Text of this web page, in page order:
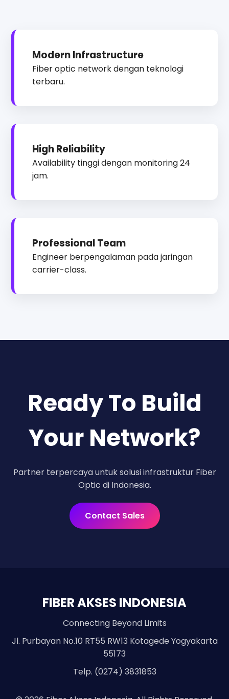
Modern Infrastructure
Fiber optic network dengan teknologi
terbaru.
High Reliability
Availability tinggi dengan monitoring 24
jam.
Professional Team
Engineer berpengalaman pada jaringan
carrier-class.
Ready To Build
Your Network?
Partner terpercaya untuk solusi infrastruktur Fiber
Optic di Indonesia.
Contact Sales
FIBER AKSES INDONESIA
Connecting Beyond Limits
Jl. Purbayan No.10 RT55 RW13 Kotagede Yogyakarta
55173
Telp. (0274) 3831853